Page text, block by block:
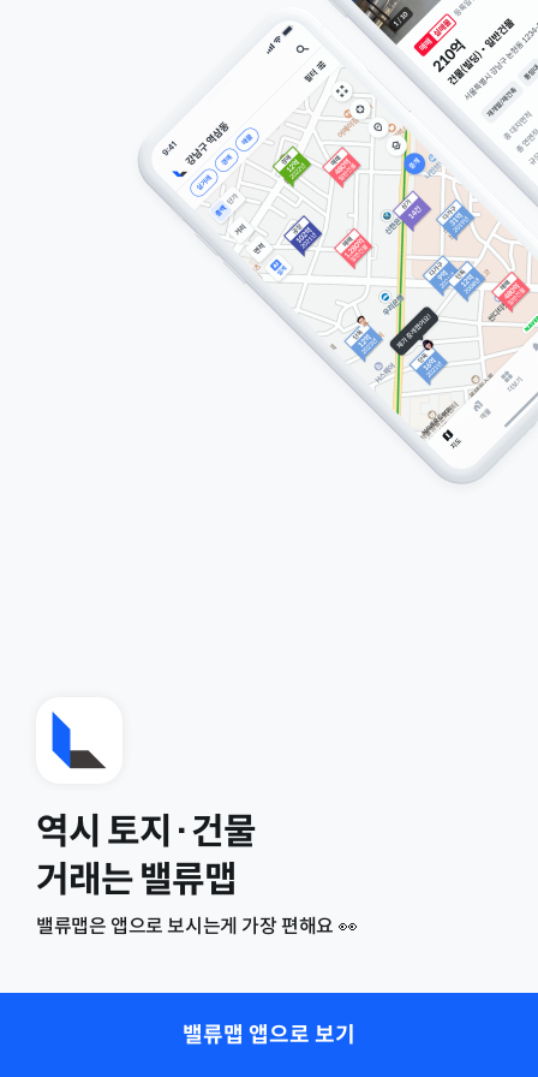
역시 토지·건물
거래는 밸류맵
밸류맵은 앱으로 보시는게 가장 편해요 👀
밸류맵 앱으로 보기